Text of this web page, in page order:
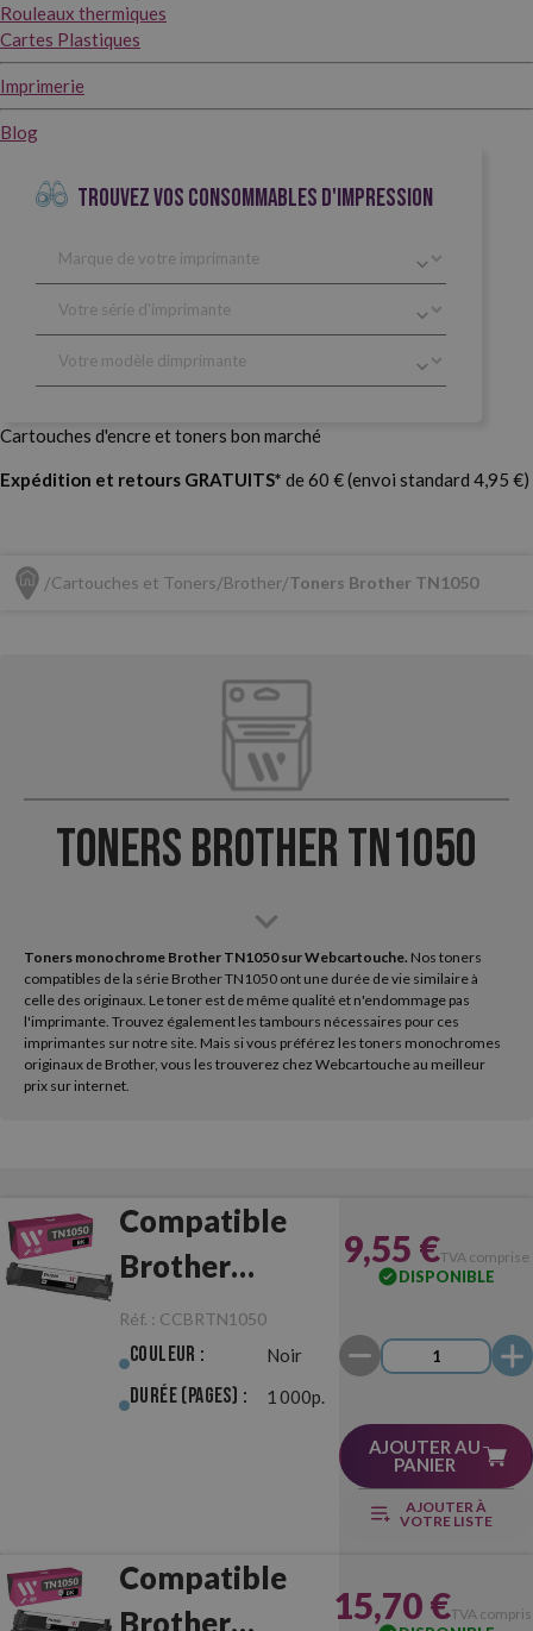
Rouleaux thermiques
Cartes Plastiques
Imprimerie
Blog
TROUVEZ VOS CONSOMMABLES D'IMPRESSION
Cartouches d'encre et toners bon marché
Expédition et retours GRATUITS* de 60 € (envoi standard 4,95 €)
Cartouches et Toners Brother Toners Brother TN1050
Toners Brother TN1050
Toners monochrome Brother TN1050 sur Webcartouche. Nos toners
compatibles de la série Brother TN1050 ont une durée de vie similaire à
celle des originaux. Le toner est de même qualité et n'endommage pas
l'imprimante. Trouvez également les tambours nécessaires pour ces
imprimantes sur notre site. Mais si vous préférez les toners monochromes
originaux de Brother, vous les trouverez chez Webcartouche au meilleur
prix sur internet.
Compatible
Brother
TN1050 Noir
Réf. : CCBRTN1050
Couleur : Noir
Durée (pages) : 1 000p.
9,55 €TVA comprise
DISPONIBLE
AJOUTER AU
PANIER
AJOUTER À
VOTRE LISTE
Compatible
Brother
15,70 €TVA